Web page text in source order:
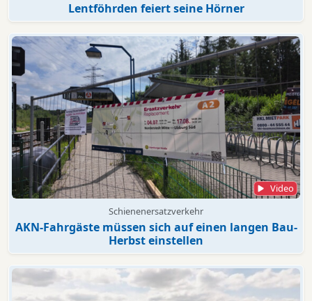
Lentföhrden feiert seine Hörner
Video
Schienenersatzverkehr
AKN-Fahrgäste müssen sich auf einen langen Bau-
Herbst einstellen